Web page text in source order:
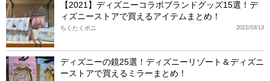
【2021】ディズニーコラボブランドグッズ15選！デ
ィズニーストアで買えるアイテムまとめ！
2021/03/13
ちくたくポニ
ディズニーの鏡25選！ディズニーリゾート＆ディズニ
ーストアで買えるミラーまとめ！